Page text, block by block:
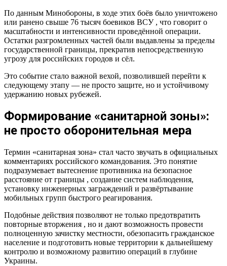
По данным Минобороны, в ходе этих боёв было уничтожено
или ранено свыше 76 тысяч боевиков ВСУ , что говорит о
масштабности и интенсивности проведённой операции.
Остатки разгромленных частей были выдавлены за пределы
государственной границы, прекратив непосредственную
угрозу для российских городов и сёл.
Это событие стало важной вехой, позволившей перейти к
следующему этапу — не просто защите, но и устойчивому
удержанию новых рубежей.
Формирование «санитарной зоны»:
не просто оборонительная мера
Термин «санитарная зона» стал часто звучать в официальных
комментариях российского командования. Это понятие
подразумевает вытеснение противника на безопасное
расстояние от границы , создание систем наблюдения,
установку инженерных заграждений и развёртывание
мобильных групп быстрого реагирования.
Подобные действия позволяют не только предотвратить
повторные вторжения , но и дают возможность провести
полноценную зачистку местности, обезопасить гражданское
население и подготовить новые территории к дальнейшему
контролю и возможному развитию операций в глубине
Украины.